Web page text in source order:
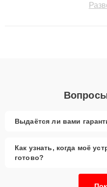
технику с сохранением
Выдаётся ли вами
Как узнать, когда моё
готово?